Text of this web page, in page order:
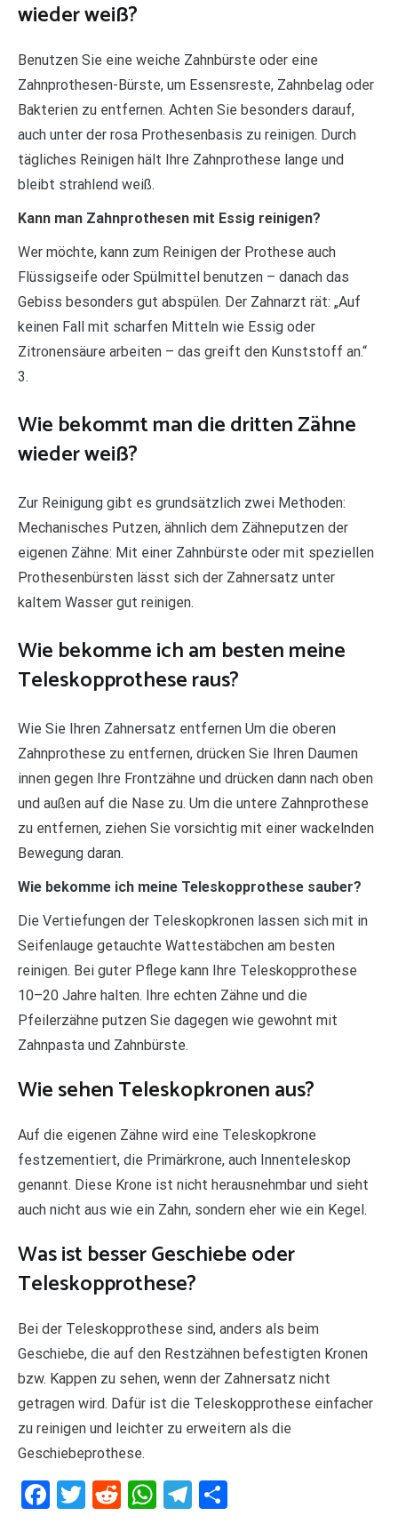
wieder weiß?
Benutzen Sie eine weiche Zahnbürste oder eine
Zahnprothesen-Bürste, um Essensreste, Zahnbelag oder
Bakterien zu entfernen. Achten Sie besonders darauf,
auch unter der rosa Prothesenbasis zu reinigen. Durch
tägliches Reinigen hält Ihre Zahnprothese lange und
bleibt strahlend weiß.
Kann man Zahnprothesen mit Essig reinigen?
Wer möchte, kann zum Reinigen der Prothese auch
Flüssigseife oder Spülmittel benutzen – danach das
Gebiss besonders gut abspülen. Der Zahnarzt rät: „Auf
keinen Fall mit scharfen Mitteln wie Essig oder
Zitronensäure arbeiten – das greift den Kunststoff an.“
3.
Wie bekommt man die dritten Zähne
wieder weiß?
Zur Reinigung gibt es grundsätzlich zwei Methoden:
Mechanisches Putzen, ähnlich dem Zähneputzen der
eigenen Zähne: Mit einer Zahnbürste oder mit speziellen
Prothesenbürsten lässt sich der Zahnersatz unter
kaltem Wasser gut reinigen.
Wie bekomme ich am besten meine
Teleskopprothese raus?
Wie Sie Ihren Zahnersatz entfernen Um die oberen
Zahnprothese zu entfernen, drücken Sie Ihren Daumen
innen gegen Ihre Frontzähne und drücken dann nach oben
und außen auf die Nase zu. Um die untere Zahnprothese
zu entfernen, ziehen Sie vorsichtig mit einer wackelnden
Bewegung daran.
Wie bekomme ich meine Teleskopprothese sauber?
Die Vertiefungen der Teleskopkronen lassen sich mit in
Seifenlauge getauchte Wattestäbchen am besten
reinigen. Bei guter Pflege kann Ihre Teleskopprothese
10–20 Jahre halten. Ihre echten Zähne und die
Pfeilerzähne putzen Sie dagegen wie gewohnt mit
Zahnpasta und Zahnbürste.
Wie sehen Teleskopkronen aus?
Auf die eigenen Zähne wird eine Teleskopkrone
festzementiert, die Primärkrone, auch Innenteleskop
genannt. Diese Krone ist nicht herausnehmbar und sieht
auch nicht aus wie ein Zahn, sondern eher wie ein Kegel.
Was ist besser Geschiebe oder
Teleskopprothese?
Bei der Teleskopprothese sind, anders als beim
Geschiebe, die auf den Restzähnen befestigten Kronen
bzw. Kappen zu sehen, wenn der Zahnersatz nicht
getragen wird. Dafür ist die Teleskopprothese einfacher
zu reinigen und leichter zu erweitern als die
Geschiebeprothese.
Facebook
Twitter
RedditWhatsApp
Telegram